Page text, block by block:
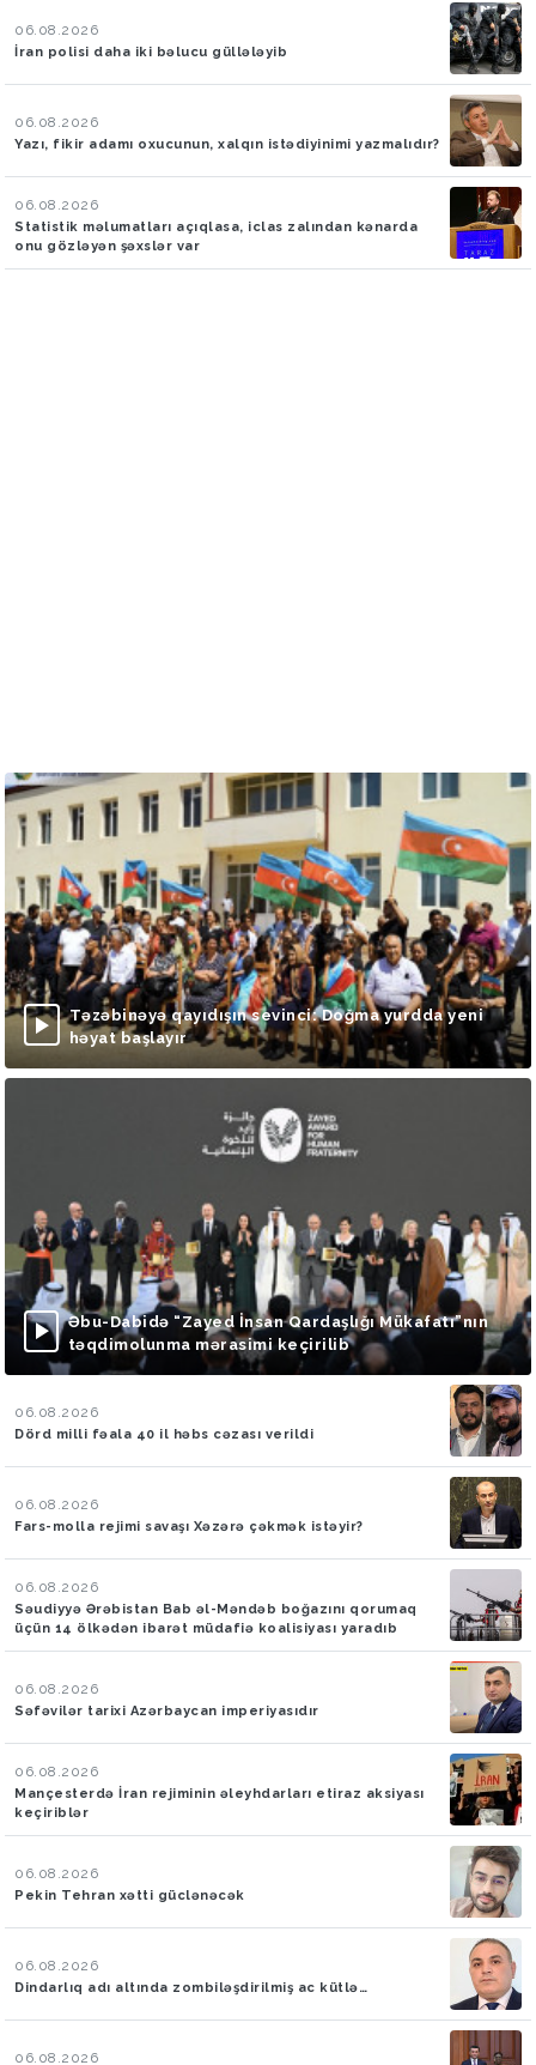
06.08.2026
İran polisi daha iki bəlucu güllələyib
06.08.2026
Yazı, fikir adamı oxucunun, xalqın istədiyinimi yazmalıdır?
06.08.2026
Statistik məlumatları açıqlasa, iclas zalından kənarda
onu gözləyən şəxslər var
Təzəbinəyə qayıdışın sevinci: Doğma yurdda yeni
həyat başlayır
Əbu-Dabidə “Zayed İnsan Qardaşlığı Mükafatı”nın
təqdimolunma mərasimi keçirilib
06.08.2026
Dörd milli fəala 40 il həbs cəzası verildi
06.08.2026
Fars-molla rejimi savaşı Xəzərə çəkmək istəyir?
06.08.2026
Səudiyyə Ərəbistan Bab əl-Məndəb boğazını qorumaq
üçün 14 ölkədən ibarət müdafiə koalisiyası yaradıb
06.08.2026
Səfəvilər tarixi Azərbaycan imperiyasıdır
06.08.2026
Mançesterdə İran rejiminin əleyhdarları etiraz aksiyası
keçiriblər
06.08.2026
Pekin Tehran xətti güclənəcək
06.08.2026
Dindarlıq adı altında zombiləşdirilmiş ac kütlə…
06.08.2026